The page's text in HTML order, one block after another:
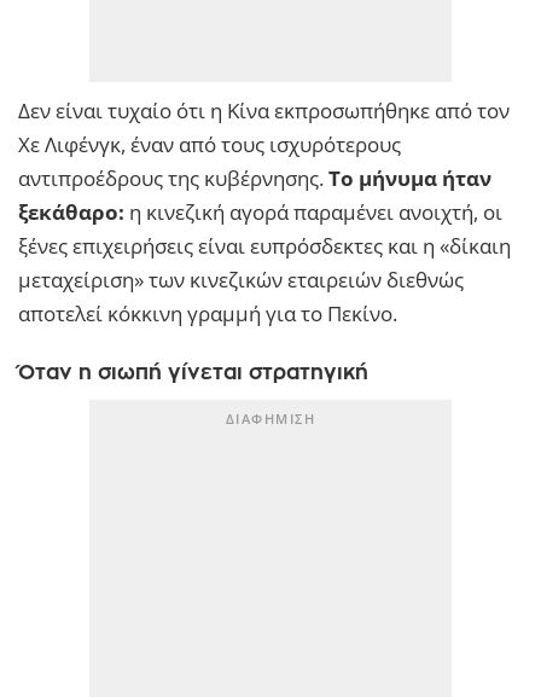
Δεν είναι τυχαίο ότι η Κίνα εκπροσωπήθηκε από τον
Χε Λιφένγκ, έναν από τους ισχυρότερους
αντιπροέδρους της κυβέρνησης.Το μήνυμα ήταν
ξεκάθαρο: η κινεζική αγορά παραμένει ανοιχτή, οι
ξένες επιχειρήσεις είναι ευπρόσδεκτες και η «δίκαιη
μεταχείριση» των κινεζικών εταιρειών διεθνώς
αποτελεί κόκκινη γραμμή για το Πεκίνο.
Όταν η σιωπή γίνεται στρατηγική